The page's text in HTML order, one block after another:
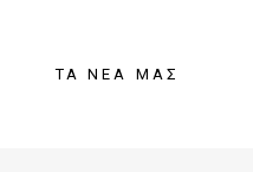
ΤΑ ΝΈΑ ΜΑΣ